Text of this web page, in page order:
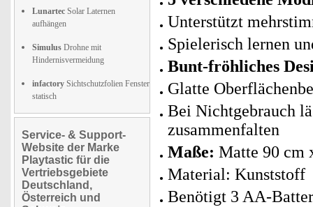
Lunartec Solar Laternen
aufhängen
Simulus Drohne mit
Hindernisvermeidung
infactory Sichtschutzfolien Fenster
statisch
Service- & Support-
Website der Marke
Playtastic für die
Vertriebsgebiete
Deutschland,
Österreich und
Unterstützt
Spielerisch lernen
Bunt-fröhliches
Glatte
Bei Nichtgebrauch
zusammenfalten
Maße: Matte 90 cm
Material: Kunststoff
Benötigt 3 AA-